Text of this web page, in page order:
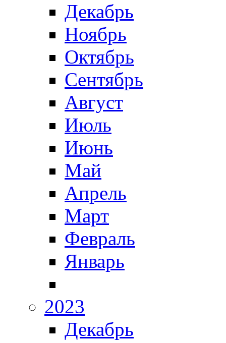
Декабрь
Ноябрь
Октябрь
Сентябрь
Август
Июль
Июнь
Май
Апрель
Март
Февраль
Январь
2023
Декабрь